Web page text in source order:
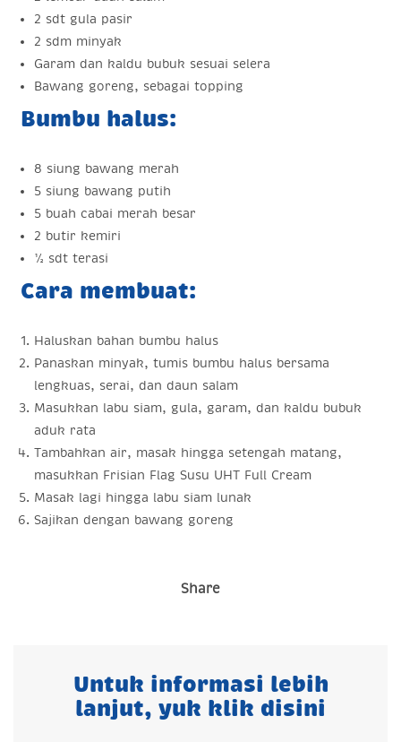
2 sdt gula pasir
2 sdm minyak
Garam dan kaldu bubuk sesuai selera
Bawang goreng, sebagai topping
Bumbu halus:
8 siung bawang merah
5 siung bawang putih
5 buah cabai merah besar
2 butir kemiri
½ sdt terasi
Cara membuat:
Haluskan bahan bumbu halus
Panaskan minyak, tumis bumbu halus bersama
lengkuas, serai, dan daun salam
Masukkan labu siam, gula, garam, dan kaldu bubuk
aduk rata
Tambahkan air, masak hingga setengah matang,
masukkan Frisian Flag Susu UHT Full Cream
Masak lagi hingga labu siam lunak
Sajikan dengan bawang goreng
Share
Untuk informasi lebih
lanjut, yuk klik disini